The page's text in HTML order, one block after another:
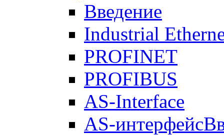
Введение
Industrial
PROFINET
PROFIBUS
AS-Interface
AS-интерфейс